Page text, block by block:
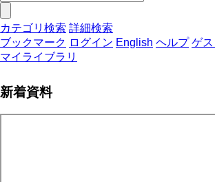
カテゴリ検索 詳細検索
ブックマーク ログイン English ヘルプ ゲ
マイライブラリ
新着資料